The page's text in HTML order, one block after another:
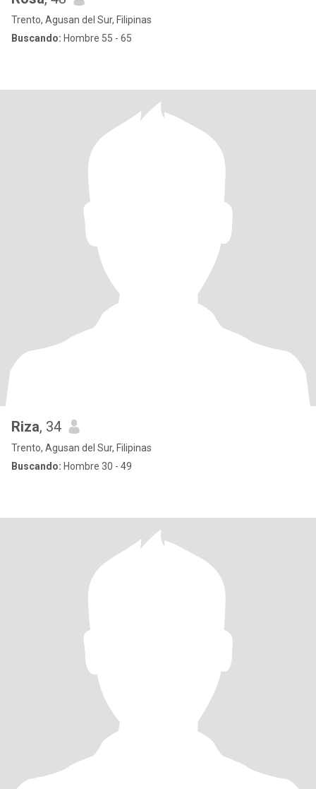
Trento, Agusan del Sur, Filipinas
Buscando: Hombre 55 - 65
Riza, 34
Trento, Agusan del Sur, Filipinas
Buscando: Hombre 30 - 49